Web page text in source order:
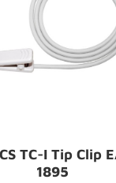
1895